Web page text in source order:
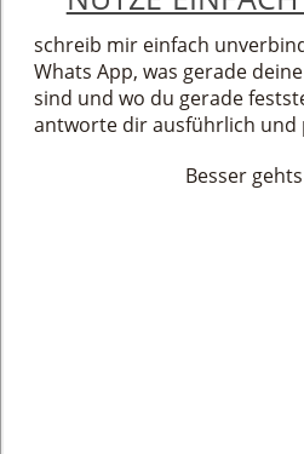
schreib mir einfach
Whats App, was gerade
sind und wo du gerade
antworte dir ausführlich und
Besser